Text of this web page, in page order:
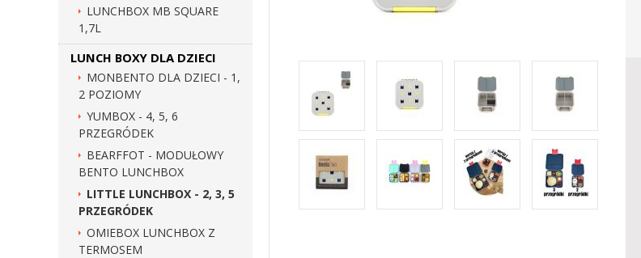
LUNCHBOX MB SQUARE
1,7L
LUNCH BOXY DLA DZIECI
MONBENTO DLA DZIECI - 1,
2 POZIOMY
YUMBOX - 4, 5, 6
PRZEGRÓDEK
BEARFFOT - MODUŁOWY
BENTO LUNCHBOX
LITTLE LUNCHBOX - 2, 3, 5
PRZEGRÓDEK
OMIEBOX LUNCHBOX Z
TERMOSEM